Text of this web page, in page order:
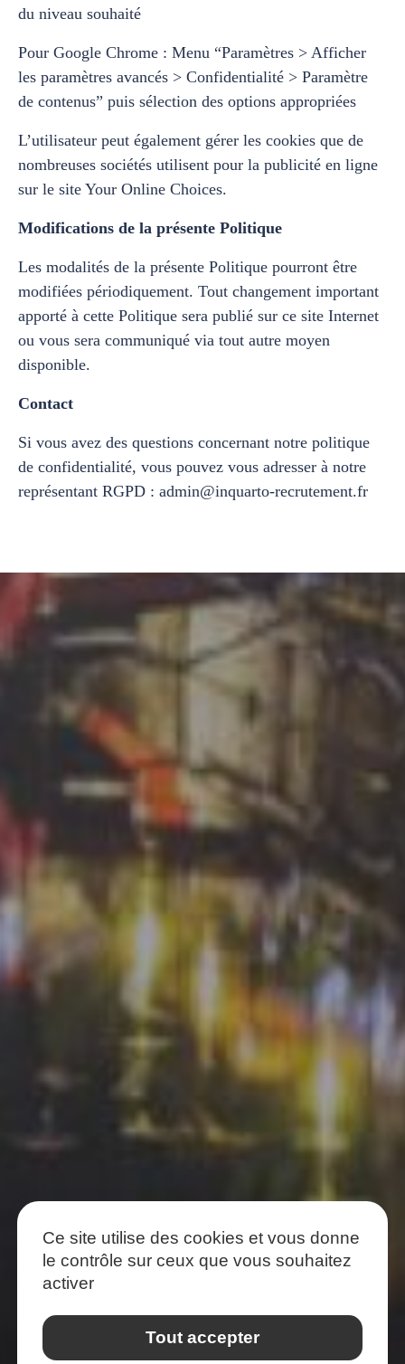
du niveau souhaité
Pour Google Chrome : Menu “Paramètres > Afficher
les paramètres avancés > Confidentialité > Paramètre
de contenus” puis sélection des options appropriées
L’utilisateur peut également gérer les cookies que de
nombreuses sociétés utilisent pour la publicité en ligne
sur le site Your Online Choices.
Modifications de la présente Politique
Les modalités de la présente Politique pourront être
modifiées périodiquement. Tout changement important
apporté à cette Politique sera publié sur ce site Internet
ou vous sera communiqué via tout autre moyen
disponible.
Contact
Si vous avez des questions concernant notre politique
de confidentialité, vous pouvez vous adresser à notre
représentant RGPD : admin@inquarto-recrutement.fr
Ce site utilise des cookies et vous donne
le contrôle sur ceux que vous souhaitez
activer
Tout accepter